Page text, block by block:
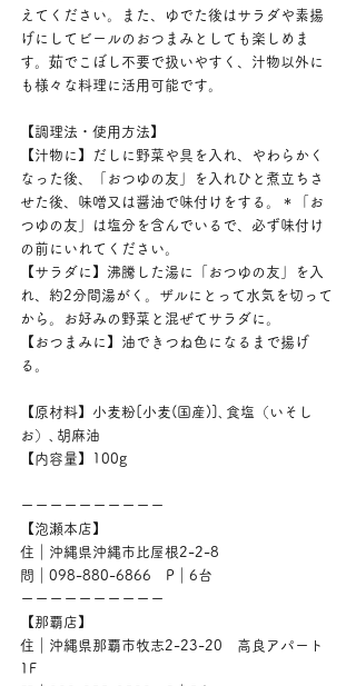
えてください。また、ゆでた後はサラダや素揚
げにしてビールのおつまみとしても楽しめま
す。茹でこぼし不要で扱いやすく、汁物以外に
も様々な料理に活用可能です。
【調理法・使用方法】
【汁物に】だしに野菜や具を入れ、やわらかく
なった後、「おつゆの友」を入れひと煮立ちさ
せた後、味噌又は醤油で味付けをする。＊「お
つゆの友」は塩分を含んでいるで、必ず味付け
の前にいれてください。
【サラダに】沸騰した湯に「おつゆの友」を入
れ、約2分間湯がく。ザルにとって水気を切って
から。お好みの野菜と混ぜてサラダに。
【おつまみに】油できつね色になるまで揚げ
る。
【原材料】小麦粉[小麦(国産)]､食塩（いそし
お）､胡麻油
【内容量】100g
ーーーーーーーーーー
【泡瀬本店】
住｜沖縄県沖縄市比屋根2-2-8
問｜098-880-6866　P｜6台
ーーーーーーーーーー
【那覇店】
住｜沖縄県那覇市牧志2-23-20　高良アパート
1F